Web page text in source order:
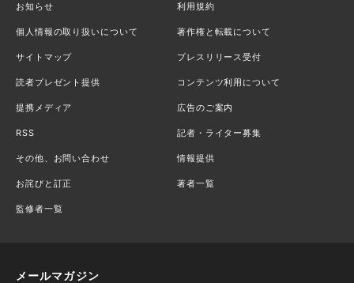
お知らせ 利用規約
個人情報の取り扱いについて 著作権と転載について
サイトマップ プレスリリース受付
読者プレゼント提供 コンテンツ利用について
提携メディア 広告のご案内
RSS 記者・ライター募集
その他、お問い合わせ 情報提供
お詫びと訂正 著者一覧
監修者一覧
メールマガジン